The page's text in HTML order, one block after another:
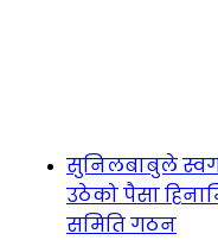
सुनिलबाबुले
उठेको पैसा
समिति गठन